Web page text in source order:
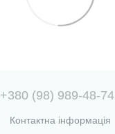
+380 (98) 989-48-74
Контактна інформація